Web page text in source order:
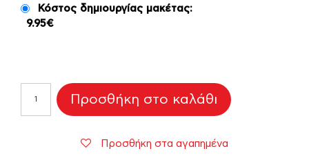
Κόστος δημιουργίας μακέτας:
9.95€
Προσκλητήριο
Βάπτισης
"Space
Προσθήκη στο καλάθι
Προσθήκη στα αγαπημένα